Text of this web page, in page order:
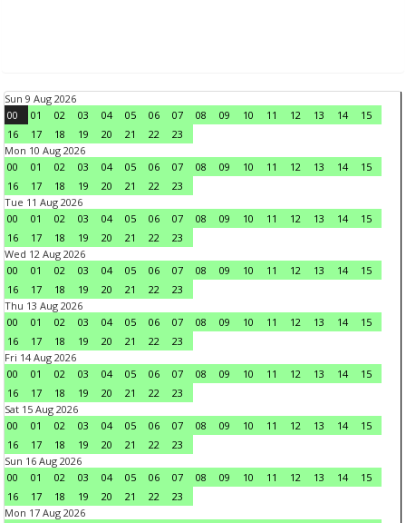
Sun 9 Aug 2026
00
01 02 03 04 05 06 07 08 09 10 11 12 13 14
15
16
17 18 19 20 21 22
23
Mon 10 Aug 2026
00
01 02 03 04 05 06 07 08 09 10 11 12 13 14
15
16
17 18 19 20 21 22
23
Tue 11 Aug 2026
00
01 02 03 04 05 06 07 08 09 10 11 12 13 14
15
16
17 18 19 20 21 22
23
Wed 12 Aug 2026
00
01 02 03 04 05 06 07 08 09 10 11 12 13 14
15
16
17 18 19 20 21 22
23
Thu 13 Aug 2026
00
01 02 03 04 05 06 07 08 09 10 11 12 13 14
15
16
17 18 19 20 21 22
23
Fri 14 Aug 2026
00
01 02 03 04 05 06 07 08 09 10 11 12 13 14
15
16
17 18 19 20 21 22
23
Sat 15 Aug 2026
00
01 02 03 04 05 06 07 08 09 10 11 12 13 14
15
16
17 18 19 20 21 22
23
Sun 16 Aug 2026
00
01 02 03 04 05 06 07 08 09 10 11 12 13 14
15
16
17 18 19 20 21 22
23
Mon 17 Aug 2026